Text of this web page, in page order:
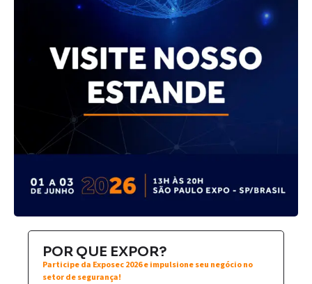
POR QUE EXPOR?
Participe da Exposec 2026 e impulsione seu negócio no
setor de segurança!